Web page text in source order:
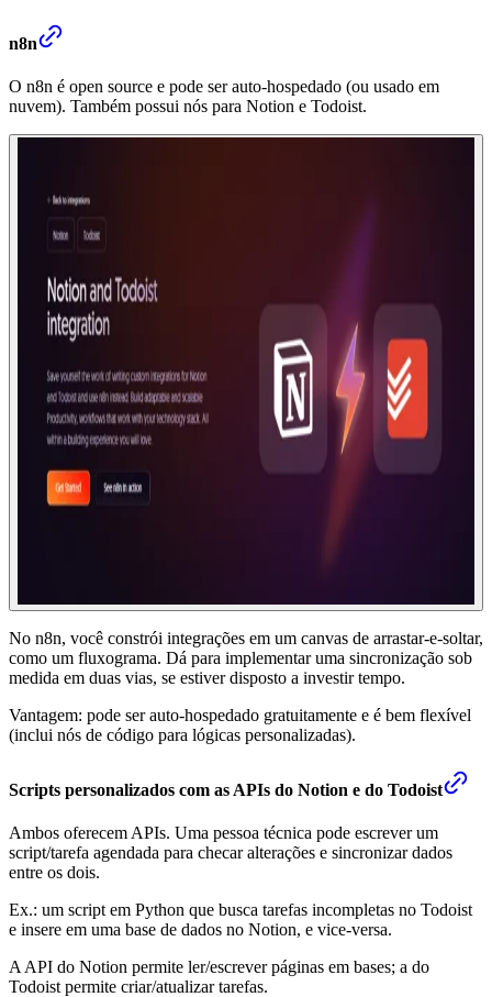
n8n
O n8n é open source e pode ser auto-hospedado (ou usado em
nuvem). Também possui nós para Notion e Todoist.
No n8n, você constrói integrações em um canvas de arrastar-e-soltar,
como um fluxograma. Dá para implementar uma sincronização sob
medida em duas vias, se estiver disposto a investir tempo.
Vantagem: pode ser auto-hospedado gratuitamente e é bem flexível
(inclui nós de código para lógicas personalizadas).
Scripts personalizados com as APIs do Notion e do Todoist
Ambos oferecem APIs. Uma pessoa técnica pode escrever um
script/tarefa agendada para checar alterações e sincronizar dados
entre os dois.
Ex.: um script em Python que busca tarefas incompletas no Todoist
e insere em uma base de dados no Notion, e vice-versa.
A API do Notion permite ler/escrever páginas em bases; a do
Todoist permite criar/atualizar tarefas.